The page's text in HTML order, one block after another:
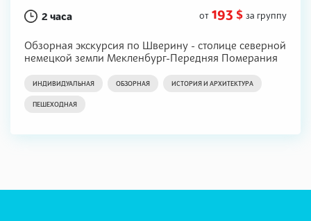
2 часа от 193 $ за группу
Обзорная экскурсия по Шверину - столице северной
немецкой земли Мекленбург-Передняя Померания
ИНДИВИДУАЛЬНАЯ ОБЗОРНАЯ ИСТОРИЯ И АРХИТЕКТУРА
ПЕШЕХОДНАЯ